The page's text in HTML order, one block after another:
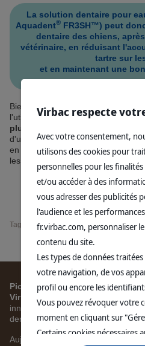
La solution dentaire pour
Aquadent® FR3SH™) peut
dentaire des chiens,
vétérinaire, en réduisant
tartre sur
et en maintenant une
Bien que le brossage des dents
l'utilisation d'une solution
plus facile à mettre en œuvre
d'une option intéressante à
en particulier aux propriétaires
les dents de leur chien ou à leur
Tags : Chien Hygiène
Pionnier de la santé dentaire
Virbac dispose de 30 ans
innove sans cesse pour aider les
dents et des gencives de leurs
Aujourd'hui, nous proposons une
Virbac respecte
Avec votre consentement,
utilisons des cookies pour
personnelles pour les
et/ou accéder à des
vous adresser des publicités
l'audience et les
fr.virbac.com, personnaliser
contenu du site.
Les types de données
votre navigation, de vos
profil ou encore les
Vous pouvez révoquer votre
moment en cliquant sur
Certains cookies nécessaires